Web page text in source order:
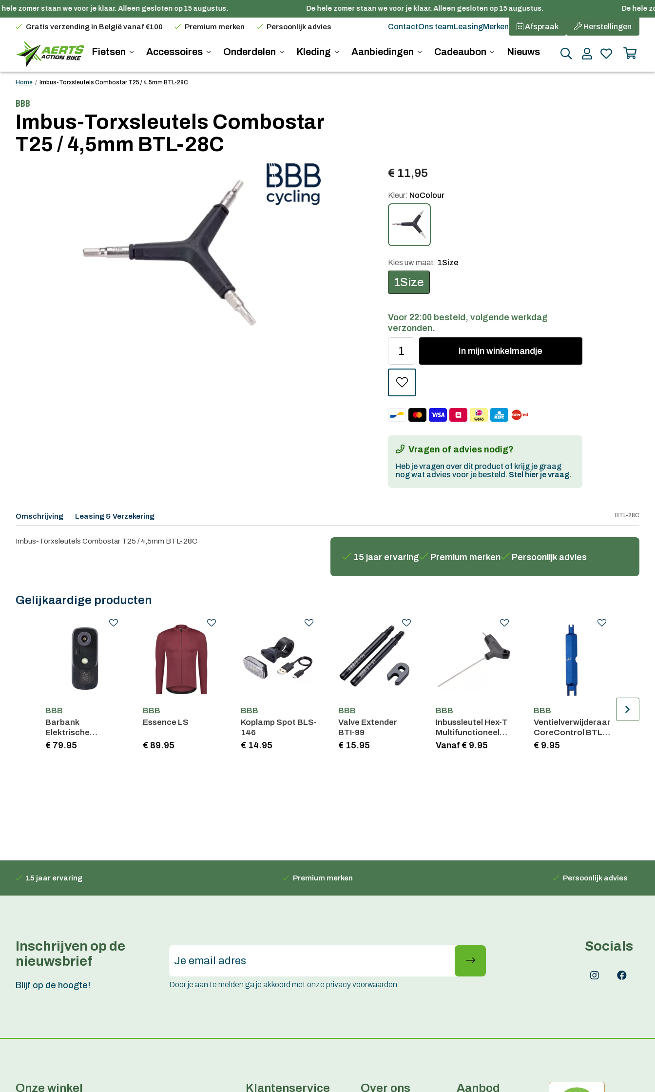
zomer staan we voor je klaar. Alleen gesloten op 15 augustus. De hele zomer staan we voor je klaar. Alleen gesloten op 15 augustus. De hele
Gratis verzending in België vanaf €100 Premium merken Persoonlijk advies ContactOns teamLeasingMerken Afspraak Herstellingen
Fietsen Accessoires Onderdelen Kleding Aanbiedingen Cadeaubon Nieuws
Home / Imbus-Torxsleutels Combostar T25 / 4,5mm BTL-28C
BBB
Imbus-Torxsleutels Combostar
T25 / 4,5mm BTL-28C
€ 11,95
Kleur: NoColour
Kies uw maat: 1Size
1Size
Voor 22:00 besteld, volgende werkdag
verzonden.
In mijn winkelmandje
Vragen of advies nodig?
Heb je vragen over dit product of krijg je graag
nog wat advies voor je besteld. Stel hier je vraag.
Omschrijving Leasing & Verzekering BTL-28C
Imbus-Torxsleutels Combostar T25 / 4,5mm BTL-28C
15 jaar ervaring Premium merken Persoonlijk advies
Gelijkaardige producten
BBB
Barbank
Elektrische
fietsmpomp
€ 79.95
BBB
Essence LS
€ 89.95
BBB
Koplamp Spot BLS-
146
€ 14.95
BBB
Valve Extender
BTI-99
€ 15.95
BBB
Inbussleutel Hex-T
Multifunctioneel
BTL-45
Vanaf € 9.95
BBB
Ventielverwijderaar
CoreControl BTL-
207
€ 9.95
15 jaar ervaring Premium merken Persoonlijk advies
Inschrijven op de
nieuwsbrief
Blijf op de hoogte! Door je aan te melden ga je akkoord met onze privacy voorwaarden.
Socials
Onze winkel Klantenservice Over ons Aanbod